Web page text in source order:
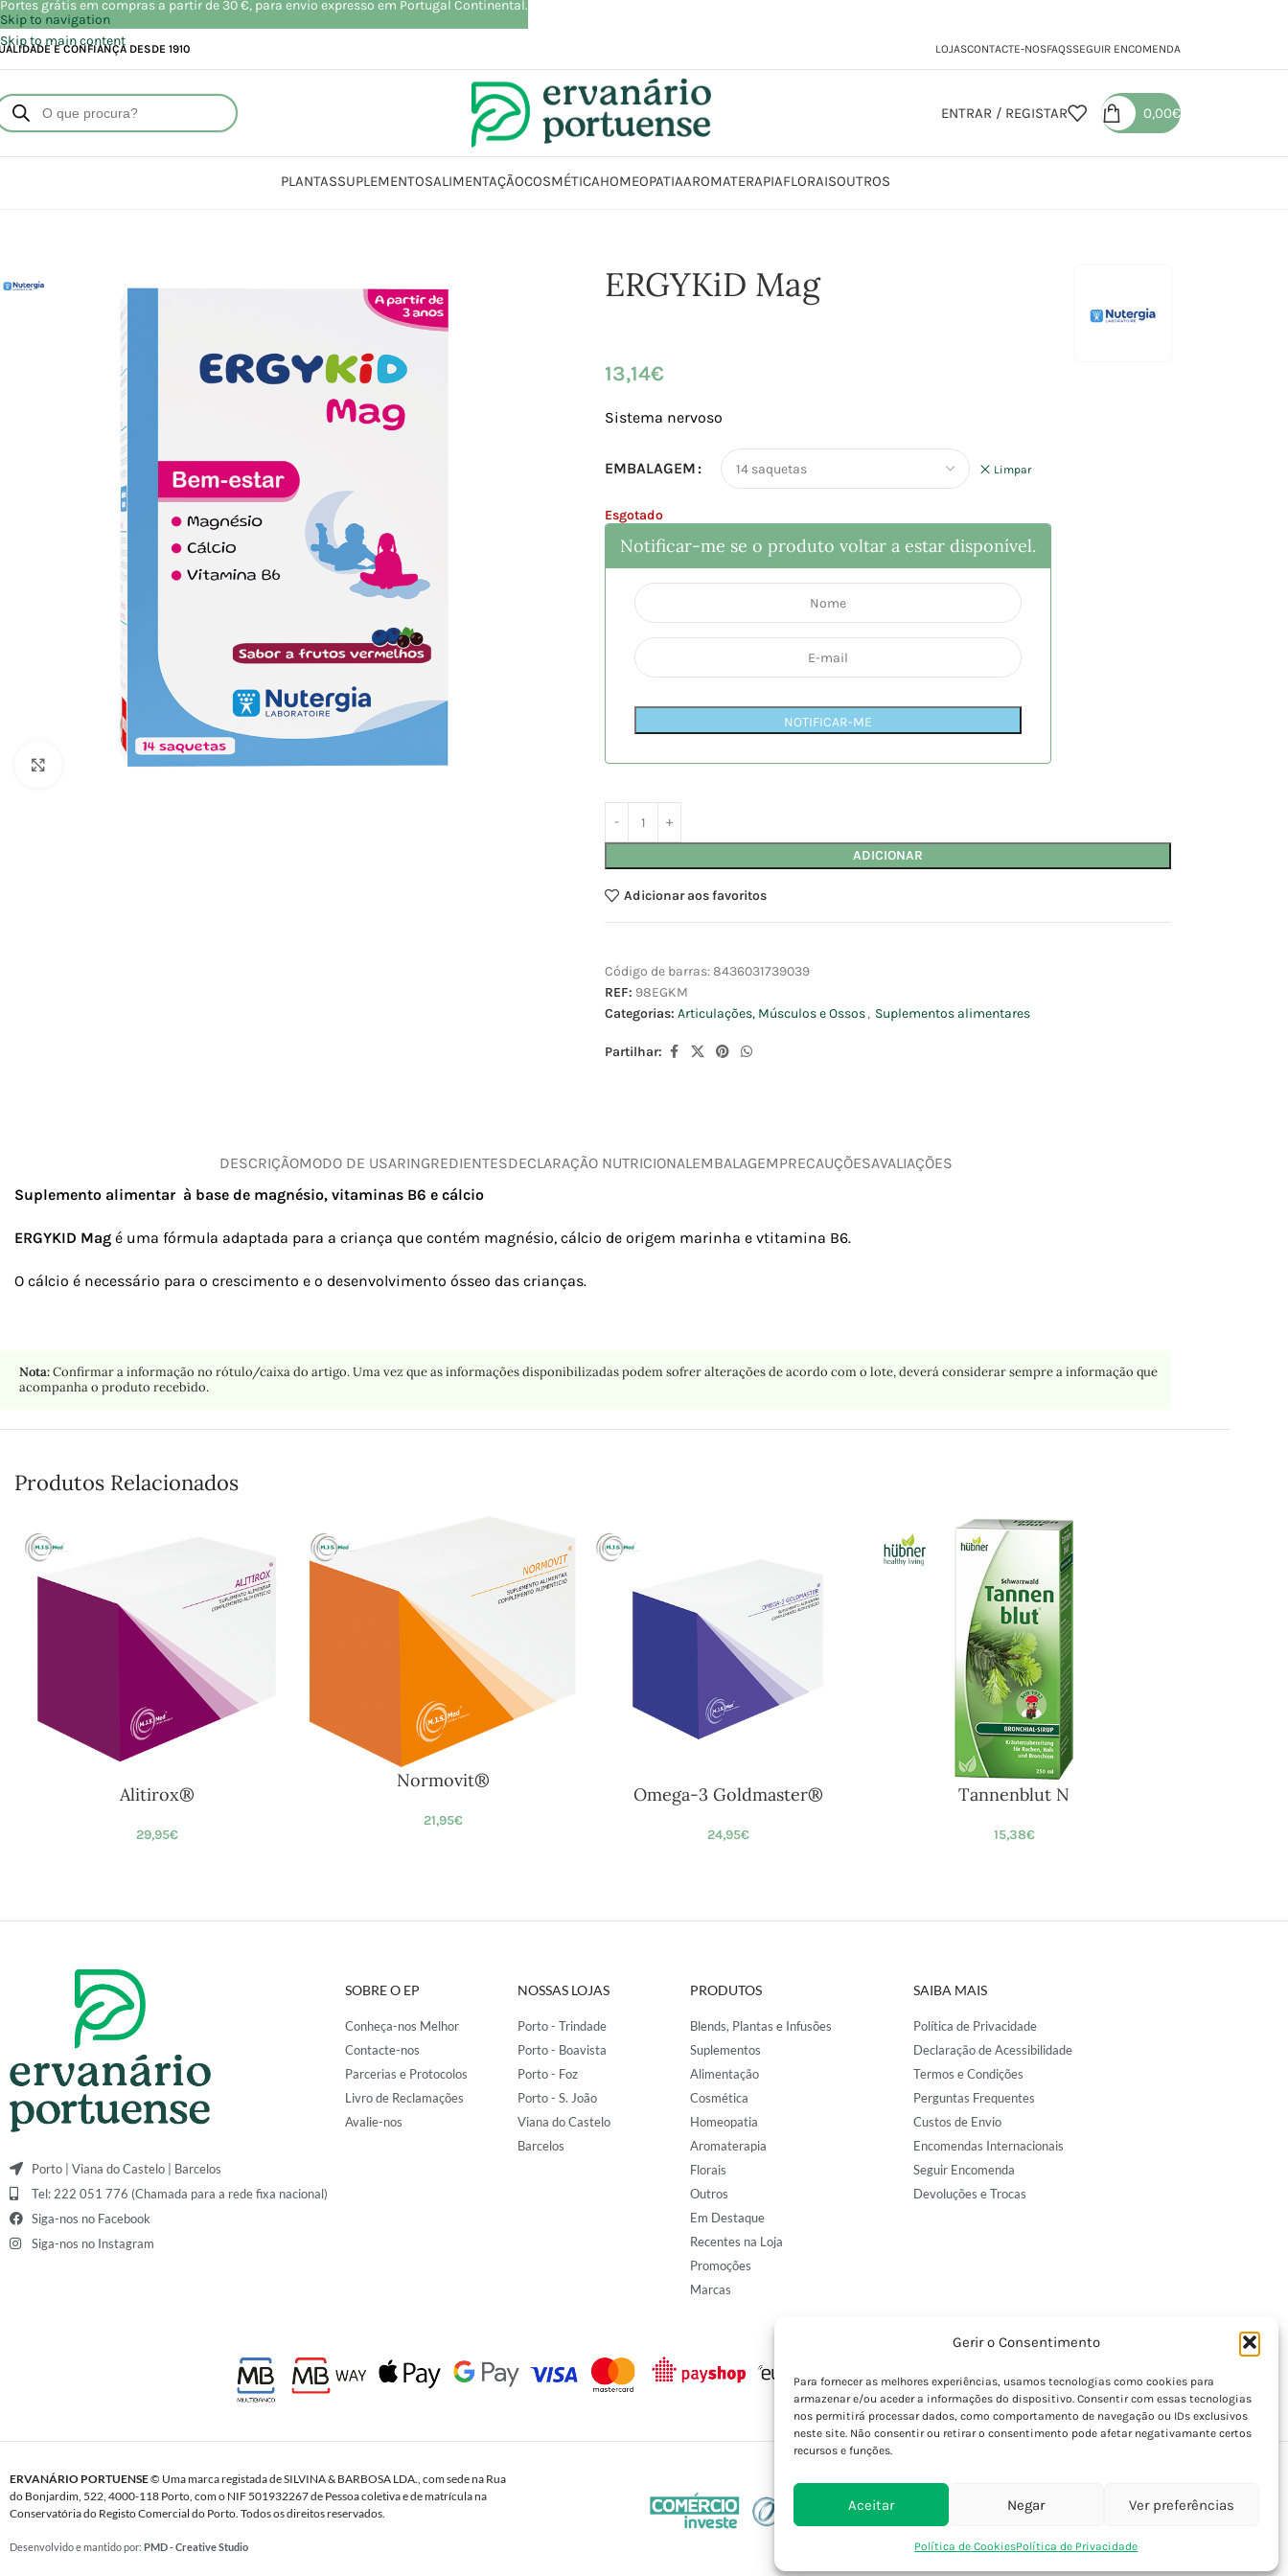
Gerir o Consentimento
Para fornecer as melhores experiências, usamos tecnologias como cookies para
armazenar e/ou aceder a informações do dispositivo. Consentir com essas tecnologias
nos permitirá processar dados, como comportamento de navegação ou IDs exclusivos
neste site. Não consentir ou retirar o consentimento pode afetar negativamante certos
recursos e funções.
Aceitar Negar Ver preferências
Política de CookiesPolítica de Privacidade
Skip to navigation
Skip to main content
E CONFIANÇA DESDE 1910 LOJASCONTACTE-NOSFAQSSEGUIR ENCOMENDA
ENTRAR / REGISTAR 0,00€
PLANTASSUPLEMENTOSALIMENTAÇÃOCOSMÉTICAHOMEOPATIAAROMATERAPIAFLORAISOUTROS
Click to enlarge
ERGYKiD Mag
13,14€
Sistema nervoso
EMBALAGEM Limpar
Esgotado
Notificar-me se o produto voltar a estar disponível.
NOTIFICAR-ME
ADICIONAR
Adicionar aos favoritos
Código de barras:8436031739039
REF: 98EGKM
Categorias: Articulações, Músculos e Ossos, Suplementos alimentares
Partilhar:
DESCRIÇÃOMODO DE USARINGREDIENTESDECLARAÇÃO NUTRICIONAL EMBALAGEMPRECAUÇÕESAVALIAÇÕES
Suplemento alimentar à base de magnésio, vitaminas B6 e cálcio
ERGYKID Mag é uma fórmula adaptada para a criança que contém magnésio, cálcio de origem marinha e vtitamina B6.
O cálcio é necessário para o crescimento e o desenvolvimento ósseo das crianças.
Nota:Confirmar a informação no rótulo/caixa do artigo. Uma vez que as informações disponibilizadas podem sofrer alterações de acordo com o lote, deverá considerar sempre a informação que
acompanha o produto recebido.
Produtos Relacionados
Alitirox®
29,95€
Normovit®
21,95€
Omega-3 Goldmaster®
24,95€
Tannenblut N
15,38€
Porto | Viana do Castelo | Barcelos
Tel: 222 051 776 (Chamada para a rede fixa nacional)
Siga-nos no Facebook
Siga-nos no Instagram
SOBRE O EP
Conheça-nos Melhor
Contacte-nos
Parcerias e Protocolos
Livro de Reclamações
Avalie-nos
NOSSAS LOJAS
Porto - Trindade
Porto - Boavista
Porto - Foz
Porto - S. João
Viana do Castelo
Barcelos
PRODUTOS
Blends, Plantas e Infusões
Suplementos
Alimentação
Cosmética
Homeopatia
Aromaterapia
Florais
Outros
Em Destaque
Recentes na Loja
Promoções
Marcas
SAIBA MAIS
Política de Privacidade
Declaração de Acessibilidade
Termos e Condições
Perguntas Frequentes
Custos de Envio
Encomendas Internacionais
Seguir Encomenda
Devoluções e Trocas
ERVANÁRIO PORTUENSE© Uma marca registada de SILVINA & BARBOSA LDA., com sede na Rua
do Bonjardim, 522, 4000-118 Porto, com o NIF 501932267 de Pessoa coletiva e de matrícula na
Conservatória do Registo Comercial do Porto. Todos os direitos reservados.
Desenvolvido e mantido por: PMD - Creative Studio
Portes grátis em compras a partir de 30 €, para envio expresso em Portugal Continental.